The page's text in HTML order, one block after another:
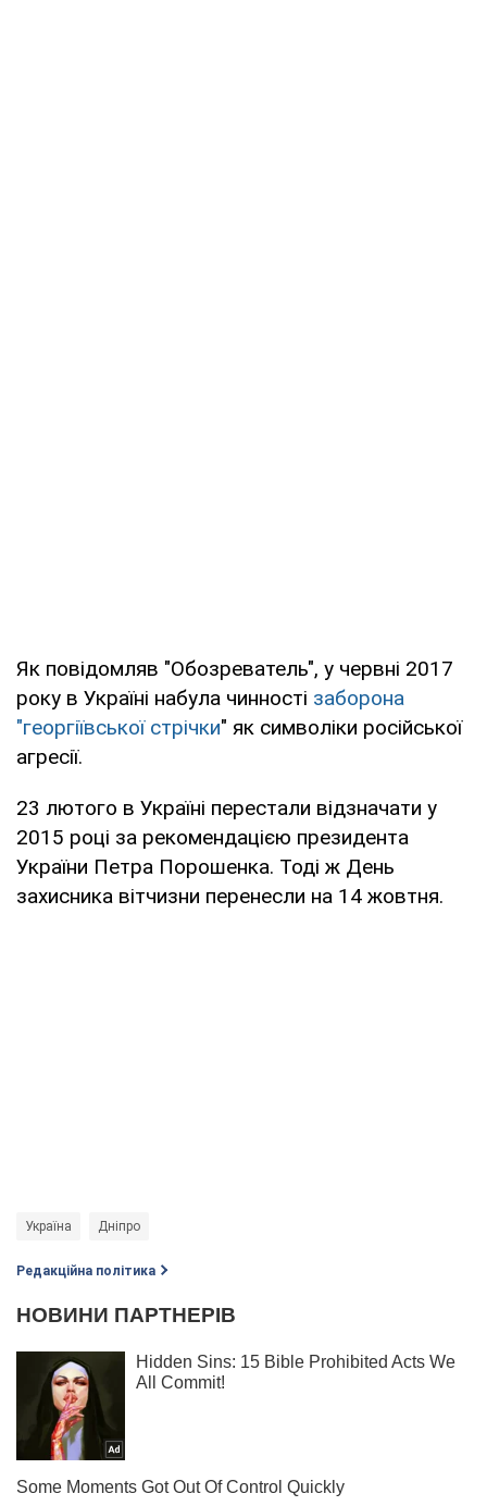
Як повідомляв "Обозреватель", у червні 2017
року в Україні набула чинності заборона
"георгіївської стрічки" як символіки російської
агресії.
23 лютого в Україні перестали відзначати у
2015 році за рекомендацією президента
України Петра Порошенка. Тоді ж День
захисника вітчизни перенесли на 14 жовтня.
Україна Дніпро
Редакційна політика